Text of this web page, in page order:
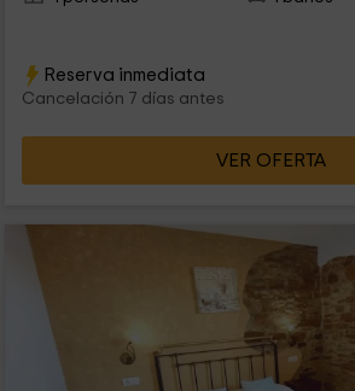
Reserva inmediata
Cancelación 7 días antes
VER OFERTA